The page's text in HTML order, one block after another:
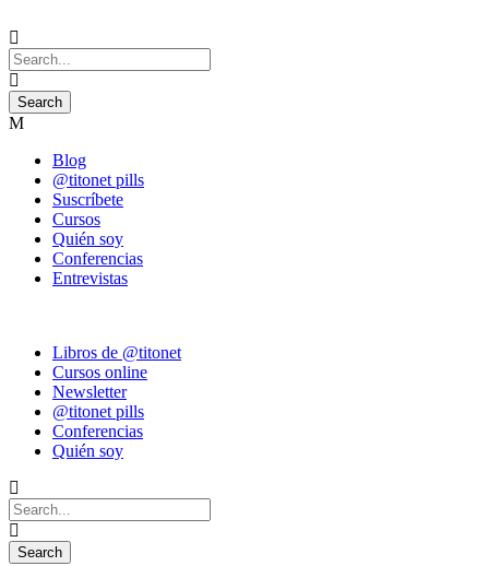
Blog
@titonet pills
Suscríbete
Cursos
Quién soy
Conferencias
Entrevistas
Libros de @titonet
Cursos online
Newsletter
@titonet pills
Conferencias
Quién soy